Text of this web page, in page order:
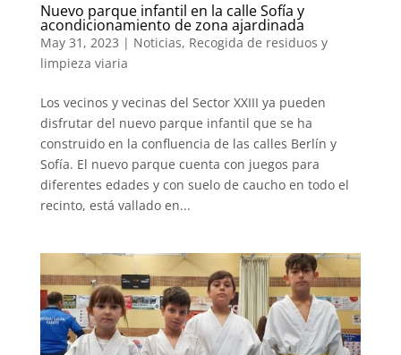
Nuevo parque infantil en la calle Sofía y
acondicionamiento de zona ajardinada
May 31, 2023 | Noticias, Recogida de residuos y
limpieza viaria
Los vecinos y vecinas del Sector XXIII ya pueden
disfrutar del nuevo parque infantil que se ha
construido en la confluencia de las calles Berlín y
Sofía. El nuevo parque cuenta con juegos para
diferentes edades y con suelo de caucho en todo el
recinto, está vallado en...